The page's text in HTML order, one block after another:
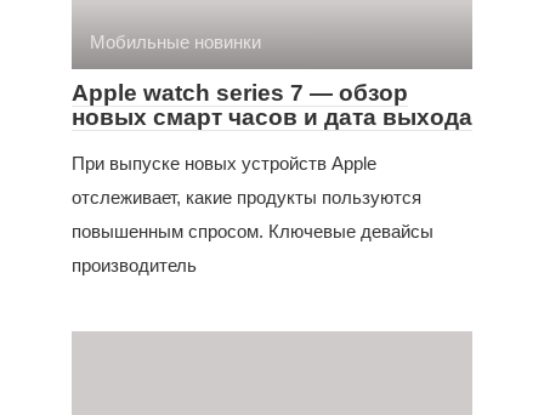
Мобильные новинки
Apple watch series 7 — обзор
новых смарт часов и дата выхода
При выпуске новых устройств Apple
отслеживает, какие продукты пользуются
повышенным спросом. Ключевые девайсы
производитель